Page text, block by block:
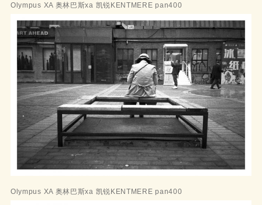
Olympus XA 奥林巴斯xa 凯锐KENTMERE pan400
Olympus XA 奥林巴斯xa 凯锐KENTMERE pan400